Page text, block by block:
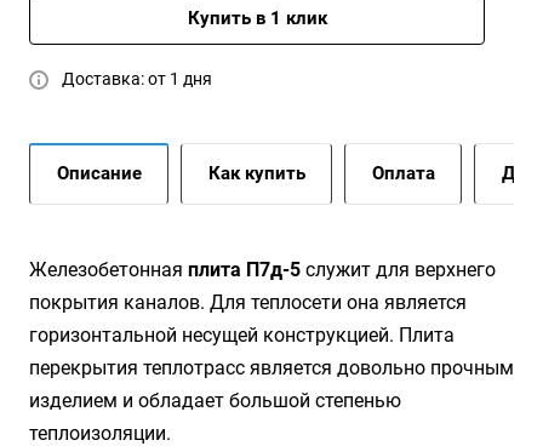
Купить в 1 клик
Доставка: от 1 дня
Описание Как купить Оплата
Железобетонная плита П7д-5 служит для верхнего
покрытия каналов. Для теплосети она является
горизонтальной несущей конструкцией. Плита
перекрытия теплотрасс является довольно прочным
изделием и обладает большой степенью
теплоизоляции.